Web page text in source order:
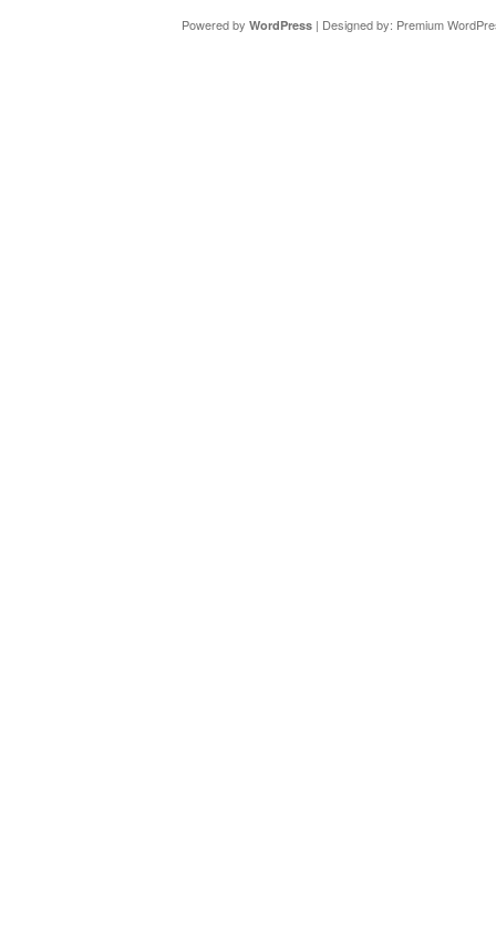
Powered by WordPress| Designed by: Premium